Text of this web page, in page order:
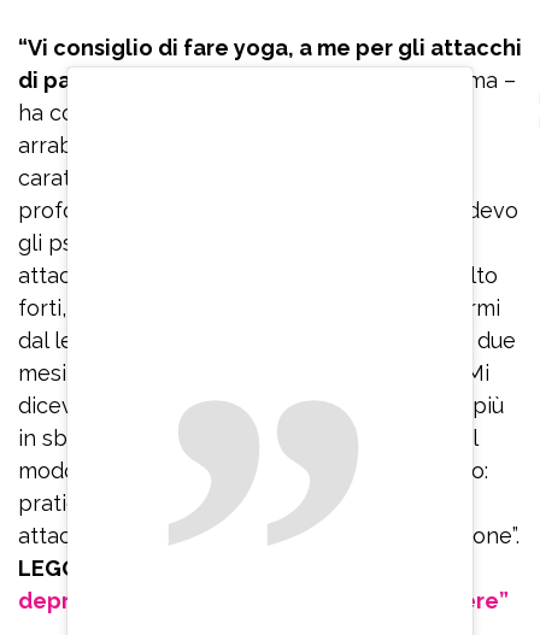
“Vi consiglio di fare yoga, a me per gli attacchi
di panico
è servito veramente tanto, mi calma –
ha confidato – Se ho paura o inizio ad
arrabbiarmi per qualcosa perché ho un
caratterino non molto facile, inspiro
profondamente. Quando stavo male e prendevo
gli psicofarmaci, quando mi arrivavano gli
attacchi di panico che erano veramente molto
forti, ero immobilizzata, non riuscivo ad alzarmi
dal letto e ad uscire dalla stanza. Sono stata due
mesi rinchiusa in casa, con le tende chiuse. Mi
dicevano: ‘Respira’. Io ci provavo ma andavo più
in sbatti. Invece bisogna imparare a farlo nel
modo corretto. Quindi rinnovo il mio consiglio:
praticate Hatha yoga se volete uscire dagli
attacchi di panico che portano alla depressione”.
LEGGI ANCHE:
depressione: “Sono sparita per sopravvivere”